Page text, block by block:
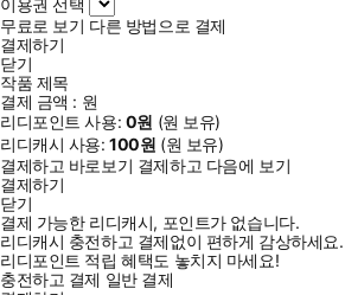
이용권 선택
무료로 보기 다른 방법으로 결제
결제하기
닫기
작품 제목
결제 금액 : 원
리디포인트 사용: 0원 (원 보유)
리디캐시 사용:100원 (원 보유)
결제하고 바로보기 결제하고 다음에 보기
결제하기
닫기
결제 가능한 리디캐시, 포인트가 없습니다.
리디캐시 충전하고 결제없이 편하게 감상하세요.
리디포인트 적립 혜택도 놓치지 마세요!
충전하고 결제 일반 결제